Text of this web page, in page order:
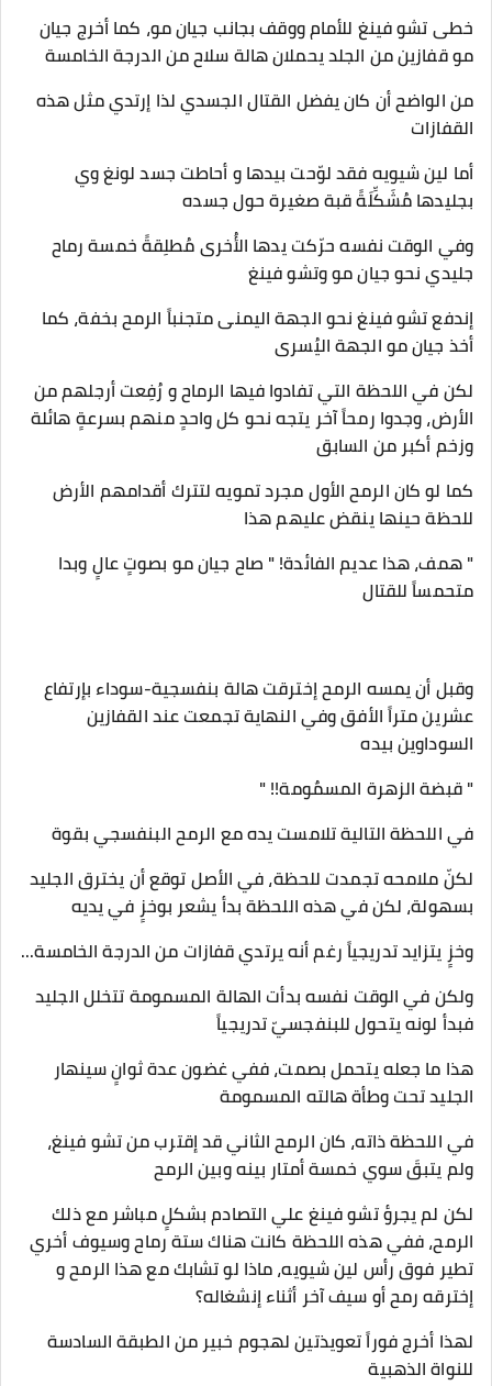
خطى تشو فينغ للأمام ووقف بجانب جيان مو، كما أخرج جيان
مو قفازين من الجلد يحملان هالة سلاح من الدرجة الخامسة
من الواضح أن كان يفضل القتال الجسدي لذا إرتدي مثل هذه
القفازات
أما لين شيويه فقد لوّحت بيدها و أحاطت جسد لونغ وي
بجليدها مُشَكِّلَةً قبة صغيرة حول جسده
وفي الوقت نفسه حرّكت يدها الأُخرى مُطلِقةً خمسة رماح
جليدي نحو جيان مو وتشو فينغ
إندفع تشو فينغ نحو الجهة اليمنى متجنباً الرمح بخفة، كما
أخذ جيان مو الجهة اليُسرى
لكن في اللحظة التي تفادوا فيها الرماح و رُفِعت أرجلهم من
الأرض، وجدوا رمحاً آخر يتجه نحو كل واحدٍ منهم بسرعةٍ هائلة
وزخم أكبر من السابق
كما لو كان الرمح الأول مجرد تمويه لتترك أقدامهم الأرض
للحظة حينها ينقض عليهم هذا
" همف، هذا عديم الفائدة! " صاح جيان مو بصوتٍ عالٍ وبدا
متحمساً للقتال
وقبل أن يمسه الرمح إخترقت هالة بنفسجية-سوداء بإرتفاع
عشرين متراً الأفق وفي النهاية تجمعت عند القفازين
السوداوين بيده
" قبضة الزهرة المسمٌومة!! "
في اللحظة التالية تلامست يده مع الرمح البنفسجي بقوة
لكنّ ملامحه تجمدت للحظة، في الأصل توقع أن يخترق الجليد
بسهولة، لكن في هذه اللحظة بدأ يشعر بوخزٍ في يديه
وخزٍ يتزايد تدريجياً رغم أنه يرتدي قفازات من الدرجة الخامسة...
ولكن في الوقت نفسه بدأت الهالة المسمومة تتخلل الجليد
فبدأ لونه يتحول للبنفجسيّ تدريجياً
هذا ما جعله يتحمل بصمت، ففي غضون عدة ثوانٍ سينهار
الجليد تحت وطأة هالته المسمومة
في اللحظة ذاته، كان الرمح الثاني قد إقترب من تشو فينغ،
ولم يتبقَ سوي خمسة أمتار بينه وبين الرمح
لكن لم يجرؤ تشو فينغ علي التصادم بشكلٍ مباشر مع ذلك
الرمح، ففي هذه اللحظة كانت هناك ستة رماح وسيوف أخري
تطير فوق رأس لين شيويه، ماذا لو تشابك مع هذا الرمح و
إخترقه رمح أو سيف آخر أثناء إنشغاله؟
لهذا أخرج فوراً تعويذتين لهجوم خبير من الطبقة السادسة
للنواة الذهبية